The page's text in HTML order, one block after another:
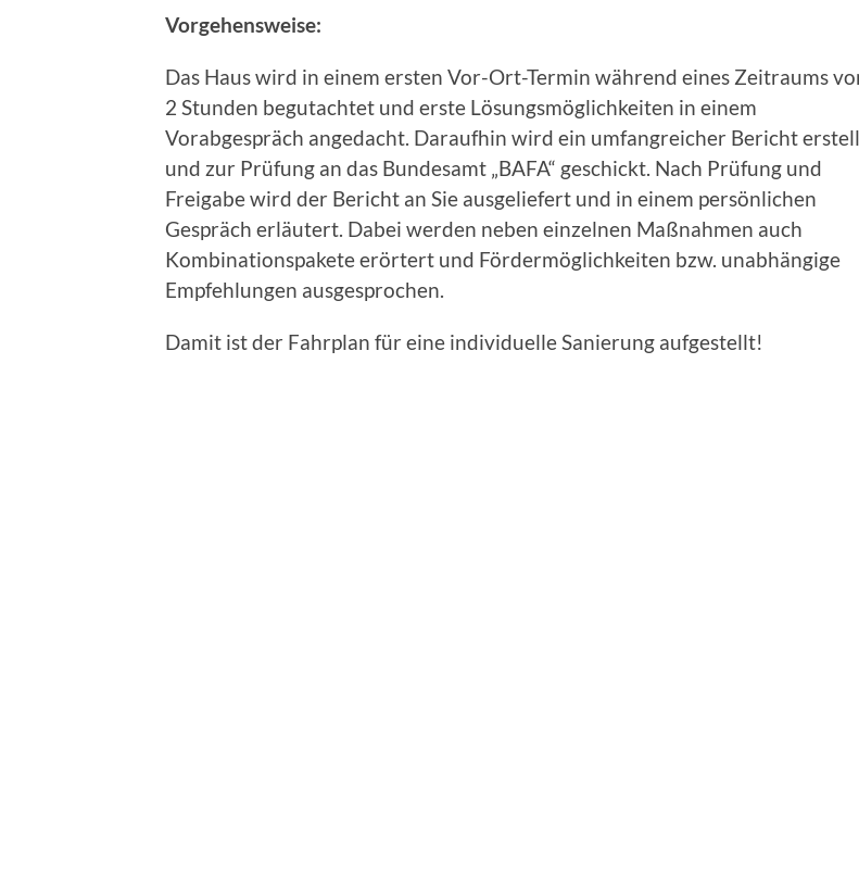
Vorgehensweise:
Das Haus wird in einem ersten Vor-Ort-Termin während eines Zeitraums
2 Stunden begutachtet und erste Lösungsmöglichkeiten in einem
Vorabgespräch angedacht. Daraufhin wird ein umfangreicher Bericht
und zur Prüfung an das Bundesamt „BAFA“ geschickt. Nach Prüfung und
Freigabe wird der Bericht an Sie ausgeliefert und in einem persönlichen
Gespräch erläutert. Dabei werden neben einzelnen Maßnahmen auch
Kombinationspakete erörtert und Fördermöglichkeiten bzw. unabhängige
Empfehlungen ausgesprochen.
Damit ist der Fahrplan für eine individuelle Sanierung aufgestellt!